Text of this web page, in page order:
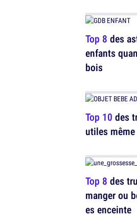
Top 8 des
enfants
bois
Top 10 des
utiles
Top 8 des
manger ou
es enceinte